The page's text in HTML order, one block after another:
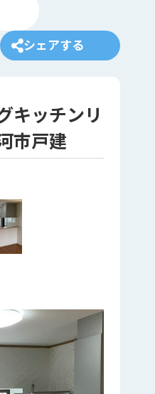
シェアする
キッチンリ
市戸建